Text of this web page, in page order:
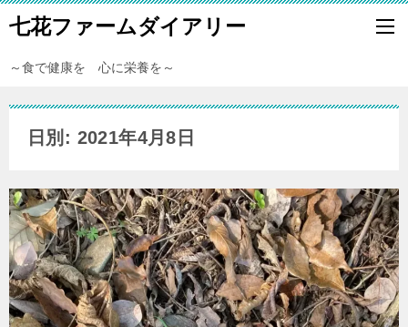
七花ファームダイアリー
～食で健康を 心に栄養を～
日別: 2021年4月8日